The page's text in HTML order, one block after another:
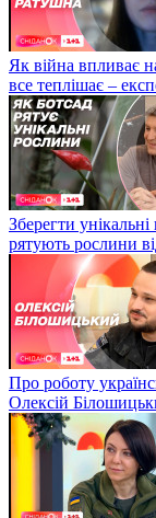
Як війна впливає
все теплішає –
Зберегти
рятують рослини
Про роботу
Олексій